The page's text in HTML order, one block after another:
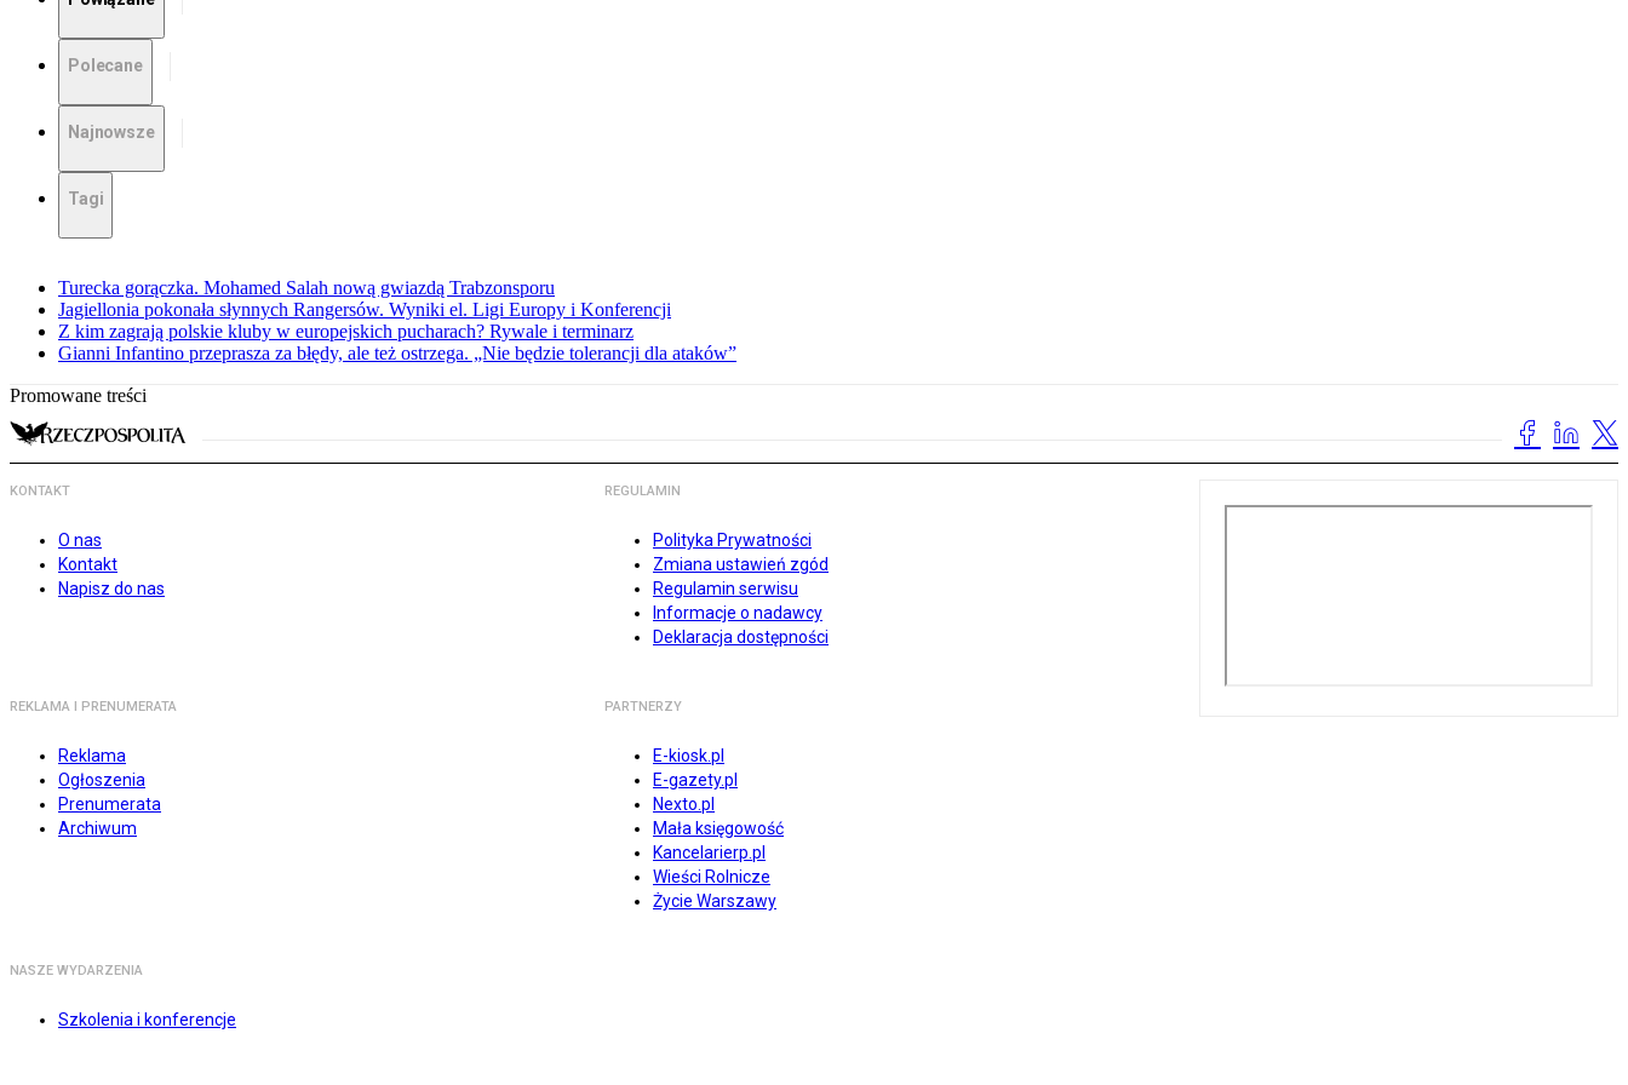
Polecane
Najnowsze
Tagi
Turecka gorączka. Mohamed Salah nową gwiazdą Trabzonsporu
Jagiellonia pokonała słynnych Rangersów. Wyniki el. Ligi Europy i Konferencji
Z kim zagrają polskie kluby w europejskich pucharach? Rywale i terminarz
Gianni Infantino przeprasza za błędy, ale też ostrzega. „Nie będzie tolerancji dla ataków”
Promowane treści
KONTAKT
O nas
Kontakt
Napisz do nas
REGULAMIN
Polityka Prywatności
Zmiana ustawień zgód
Regulamin serwisu
Informacje o nadawcy
Deklaracja dostępności
REKLAMA I PRENUMERATA
Reklama
Ogłoszenia
Prenumerata
Archiwum
PARTNERZY
E-kiosk.pl
E-gazety.pl
Nexto.pl
Mała księgowość
Kancelarierp.pl
Wieści Rolnicze
Życie Warszawy
NASZE WYDARZENIA
Szkolenia i konferencje